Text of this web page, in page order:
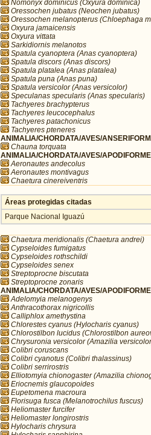
Nomonyx dominicus (Oxyura dominica)
Oressochen jubatus (Neochen jubatus)
Oressochen melanopterus (Chloephaga
Oxyura jamaicensis
Oxyura vittata
Sarkidiornis melanotos
Spatula cyanoptera (Anas cyanoptera)
Spatula discors (Anas discors)
Spatula platalea (Anas platalea)
Spatula puna (Anas puna)
Spatula versicolor (Anas versicolor)
Speculanas specularis (Anas specularis)
Tachyeres brachypterus
Tachyeres leucocephalus
Tachyeres patachonicus
Tachyeres pteneres
ANIMALIA/CHORDATA/AVES/
Chauna torquata
ANIMALIA/CHORDATA/AVES/
Aeronautes andecolus
Aeronautes montivagus
Chaetura cinereiventris
Áreas protegidas citadas
Parque Nacional Iguazú
Chaetura meridionalis (Chaetura andrei)
Cypseloides fumigatus
Cypseloides rothschildi
Cypseloides senex
Streptoprocne biscutata
Streptoprocne zonaris
ANIMALIA/CHORDATA/AVES/
Adelomyia melanogenys
Anthracothorax nigricollis
Calliphlox amethystina
Chlorestes cyanus (Hylocharis cyanus)
Chlorostilbon lucidus (Chlorostilbon
Chrysuronia versicolor (Amazilia
Colibri coruscans
Colibri cyanotus (Colibri thalassinus)
Colibri serrirostris
Elliotomyia chionogaster (Amazilia
Eriocnemis glaucopoides
Eupetomena macroura
Florisuga fusca (Melanotrochilus fuscus)
Heliomaster furcifer
Heliomaster longirostris
Hylocharis chrysura